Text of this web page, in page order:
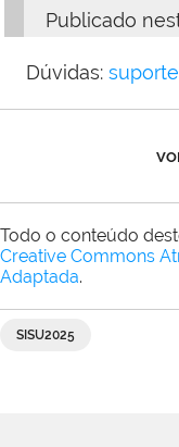
Publicado
Dúvidas:
Todo o conteúdo
Creative Commons
Adaptada.
SISU2025